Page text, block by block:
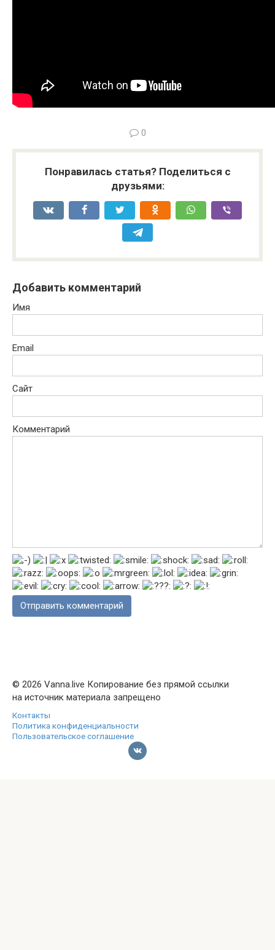
0
Понравилась статья? Поделиться с
друзьями:
Добавить комментарий
Имя
Email
Сайт
Комментарий
© 2026 Vanna.live Копирование без прямой ссылки
на источник материала запрещено
Контакты
Политика конфиденциальности
Пользовательское соглашение